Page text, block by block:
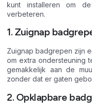
kunt installeren om
verbeteren.
1. Zuignap
Zuignap badgrepen zijn
om extra ondersteuning
gemakkelijk aan de
zonder dat er gaten
2. Opklapbare